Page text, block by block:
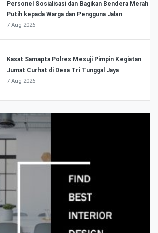
Personel Sosialisasi dan Bagikan Bendera Merah
Putih kepada Warga dan Pengguna Jalan
7 Aug 2026
Kasat Samapta Polres Mesuji Pimpin Kegiatan
Jumat Curhat di Desa Tri Tunggal Jaya
7 Aug 2026